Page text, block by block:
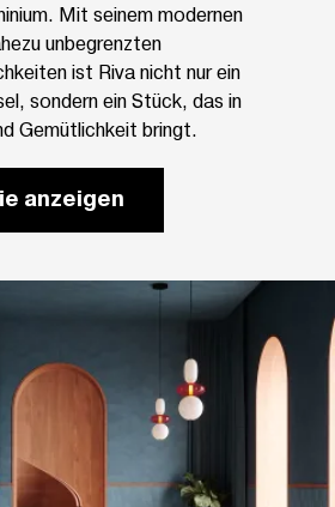
Mit seinem modernen
unbegrenzten
ist Riva nicht nur ein
sondern ein Stück, das in
Gemütlichkeit bringt.
anzeigen